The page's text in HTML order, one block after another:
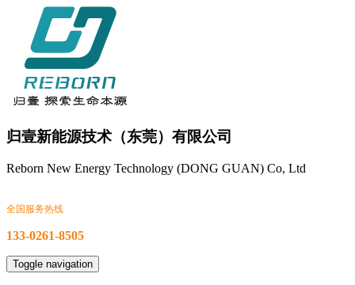
归壹新能源技术（东莞）有限公司
Reborn New Energy Technology (DONG GUAN) Co, Ltd
全国服务热线
133-0261-8505
Toggle navigation